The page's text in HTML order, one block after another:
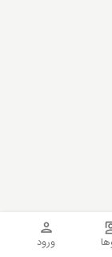
ورود